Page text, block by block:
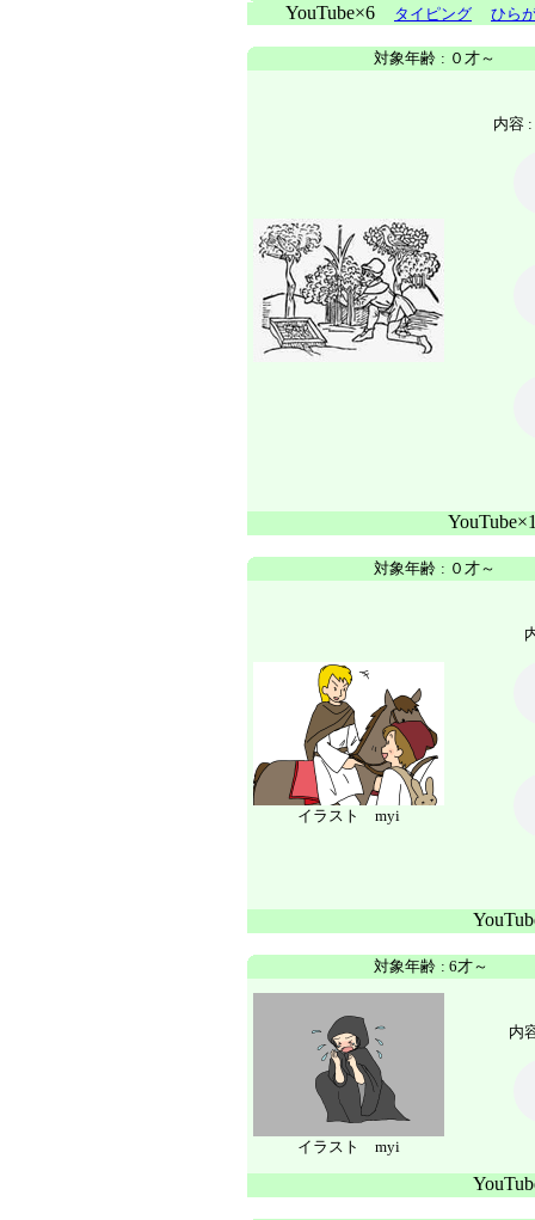
YouTube×6 タイピング ひら
対象年齢 : ０才～
内容 :
対象年齢 : ０才～
イラスト myi
対象年齢 : 6才～
イラスト myi
内